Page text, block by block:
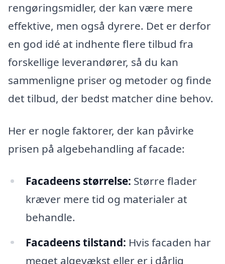
rengøringsmidler, der kan være mere
effektive, men også dyrere. Det er derfor
en god idé at indhente flere tilbud fra
forskellige leverandører, så du kan
sammenligne priser og metoder og finde
det tilbud, der bedst matcher dine behov.
Her er nogle faktorer, der kan påvirke
prisen på algebehandling af facade:
Facadeens størrelse: Større flader
kræver mere tid og materialer at
behandle.
Facadeens tilstand: Hvis facaden har
meget algevækst eller er i dårlig